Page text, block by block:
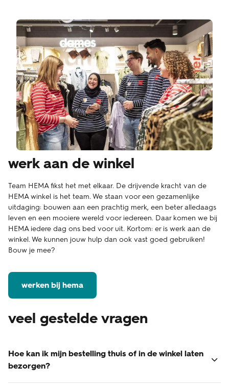
werk aan de winkel
Team HEMA fikst het met elkaar. De drijvende kracht van de
HEMA winkel is het team. We staan voor een gezamenlijke
uitdaging: bouwen aan een prachtig merk, een beter alledaags
leven en een mooiere wereld voor iedereen. Daar komen we bij
HEMA iedere dag ons bed voor uit. Kortom: er is werk aan de
winkel. We kunnen jouw hulp dan ook vast goed gebruiken!
Bouw je mee?
werken bij hema
veel gestelde vragen
Hoe kan ik mijn bestelling thuis of in de winkel laten
bezorgen?